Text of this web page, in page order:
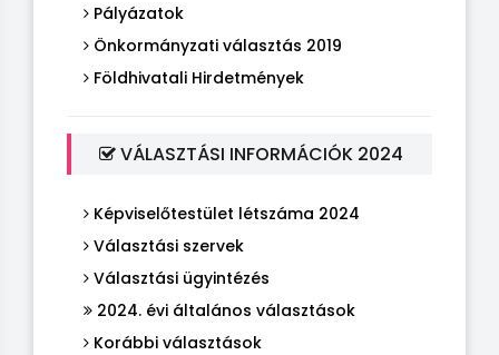
Pályázatok
Önkormányzati választás 2019
Földhivatali Hirdetmények
VÁLASZTÁSI INFORMÁCIÓK 2024
Képviselőtestület létszáma 2024
Választási szervek
Választási ügyintézés
2024. évi általános választások
Korábbi választások